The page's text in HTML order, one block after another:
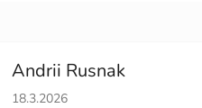
Andrii Rusnak
Hodnotenie obchodu je 5 z 5
18.3.2026